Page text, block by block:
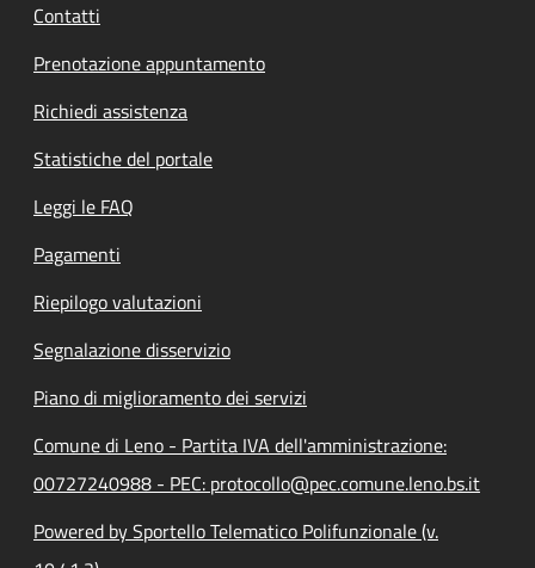
Contatti
Prenotazione appuntamento
Richiedi assistenza
Statistiche del portale
Leggi le FAQ
Pagamenti
Riepilogo valutazioni
Segnalazione disservizio
Piano di miglioramento dei servizi
Comune di Leno - Partita IVA dell'amministrazione:
00727240988 - PEC: protocollo@pec.comune.leno.bs.it
Powered by Sportello Telematico Polifunzionale (v.